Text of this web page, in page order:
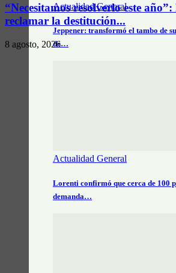
Actualidad General
Jeppener: transformó el tambo de
de…
Actualidad General
Lorenti confirmó que cerca de 100
demanda…
“Necesitamos resolverlo este
reclamar la destitución...
8 agosto, 2026